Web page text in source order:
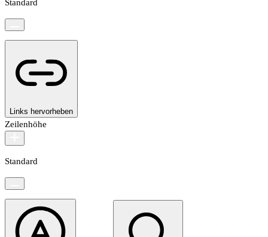
Standard
Links hervorheben
Zeilenhöhe
Standard